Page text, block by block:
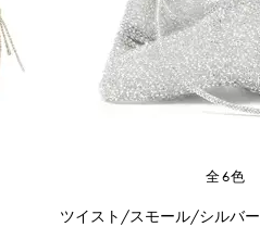
全6色
ツイスト/スモール/シルバー